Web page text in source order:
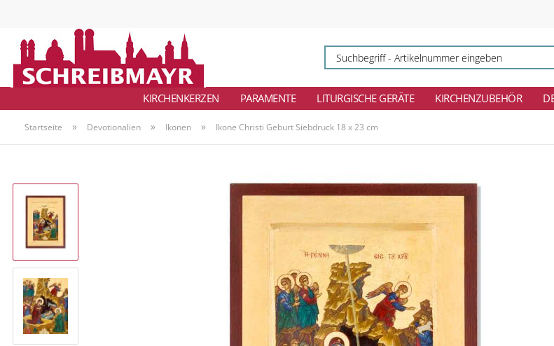
KIRCHENKERZEN PARAMENTE LITURGISCHE GERÄTE KIRCHENZUBEHÖR
Startseite » Devotionalien » Ikonen » Ikone Christi Geburt Siebdruck 18 x 23 cm